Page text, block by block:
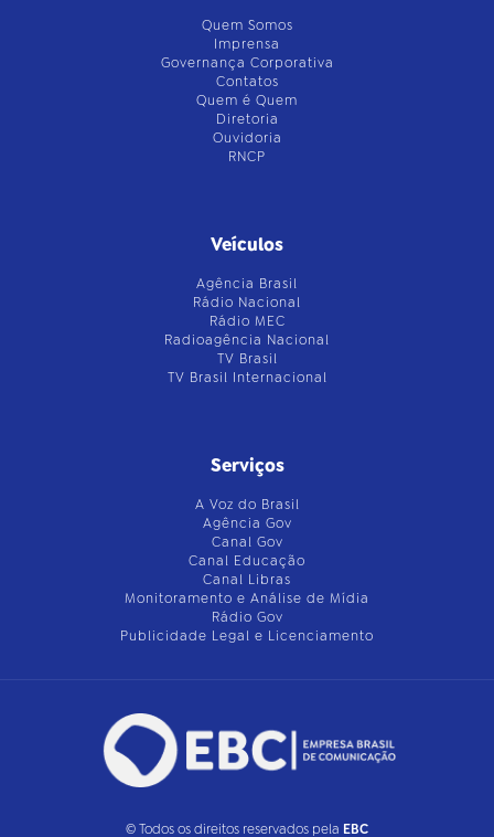
Quem Somos
Imprensa
Governança Corporativa
Contatos
Quem é Quem
Diretoria
Ouvidoria
RNCP
Veículos
Agência Brasil
Rádio Nacional
Rádio MEC
Radioagência Nacional
TV Brasil
TV Brasil Internacional
Serviços
A Voz do Brasil
Agência Gov
Canal Gov
Canal Educação
Canal Libras
Monitoramento e Análise de Mídia
Rádio Gov
Publicidade Legal e Licenciamento
© Todos os direitos reservados pela EBC